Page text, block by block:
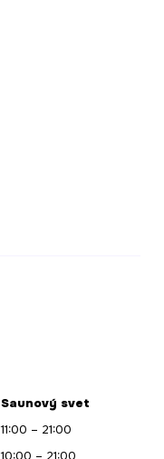
Saunový svet
11:00 – 21:00